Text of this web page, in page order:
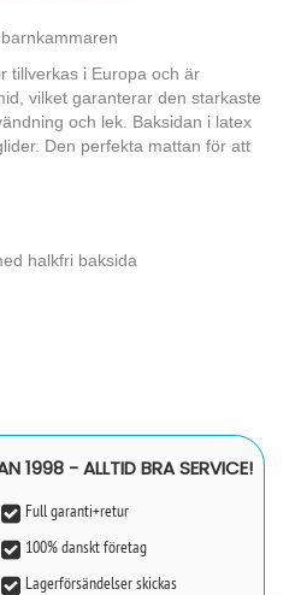
tillverkas i Europa och är
vilket garanterar den starkaste
och lek. Baksidan i latex
Den perfekta mattan för att
halkfri baksida
1998 - ALLTID BRA SERVICE!
Full garanti+retur
100% danskt företag
Lagerförsändelser skickas